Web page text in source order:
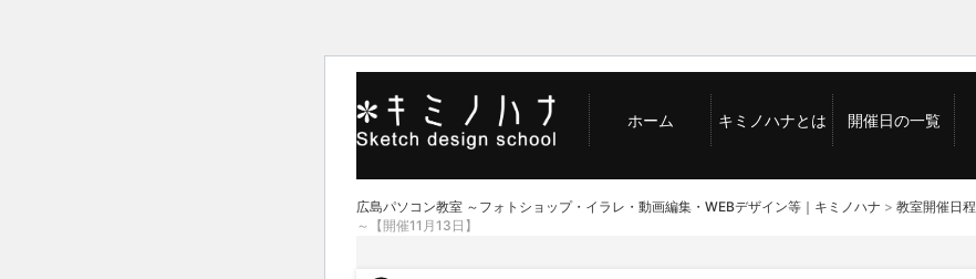
ホーム キミノハナとは 開催日の一覧
広島パソコン教室 ～フォトショップ・イラレ・動画編集・WEBデザイン等｜キミノハナ > 教室開催日程
～【開催11月13日】